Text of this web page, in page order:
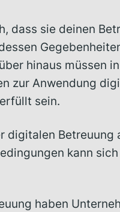
dass sie deinen
hinaus müssen
zur Anwendung
sein.
digitalen Betreuung
kann
haben